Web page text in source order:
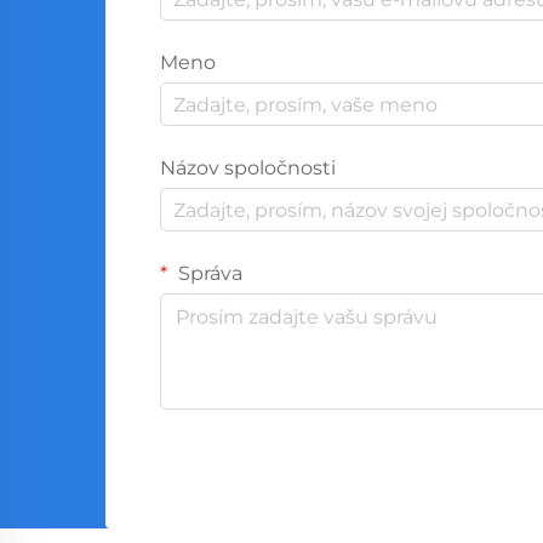
Meno
Názov spoločnosti
Správa